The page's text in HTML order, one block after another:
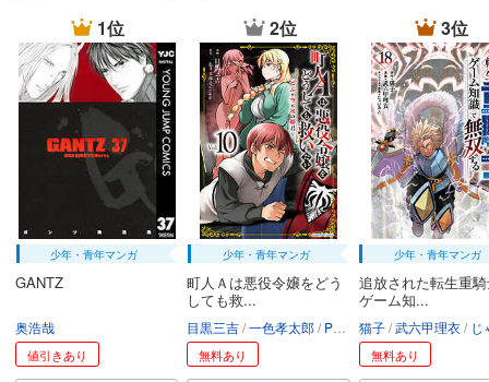
1位
少年・青年マンガ
GANTZ
奥浩哉
値引きあり
2位
少年・青年マンガ
町人Ａは悪役令嬢をどう
しても救...
目黒三吉 一色孝太郎 Parum
無料あり
3位
少年・青年マンガ
追放された転生重
ゲーム知...
猫子 武六甲理衣 じゃ
無料あり